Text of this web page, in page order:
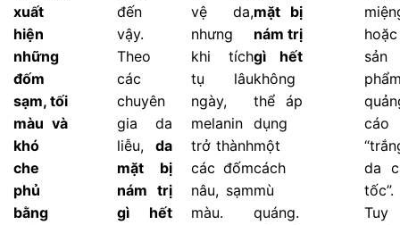
xuất
hiện
những
đốm
sạm, tối
màu và
khó
che
phủ
bằng
đến
vậy.
Theo
các
chuyên
gia da
liễu, da
mặt bị
nám trị
gì hết
vệ da,
nhưng
khi tích
tụ lâu
ngày,
melanin
trở thành
các đốm
nâu, sạm
màu.
mặt bị
nám trị
gì hết
không
thể áp
dụng
một
cách
mù
quáng.
hoặc
sản
cáo
da
tốc”.
Tuy